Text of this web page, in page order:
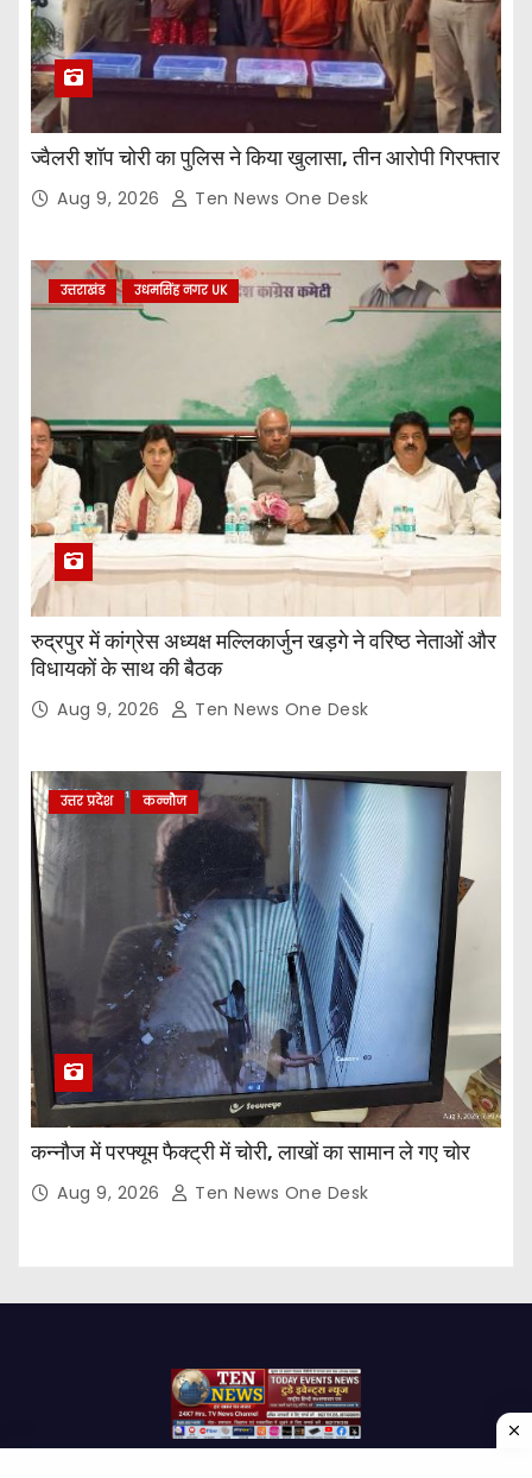
ज्वैलरी शॉप चोरी का पुलिस ने किया खुलासा, तीन आरोपी गिरफ्तार
Aug 9, 2026 Ten News One Desk
उत्तराखंड उधमसिंह नगर UK
रुद्रपुर में कांग्रेस अध्यक्ष मल्लिकार्जुन खड़गे ने वरिष्ठ नेताओं और
विधायकों के साथ की बैठक
Aug 9, 2026 Ten News One Desk
उत्तर प्रदेश कन्नौज
कन्नौज में परफ्यूम फैक्ट्री में चोरी, लाखों का सामान ले गए चोर
Aug 9, 2026 Ten News One Desk